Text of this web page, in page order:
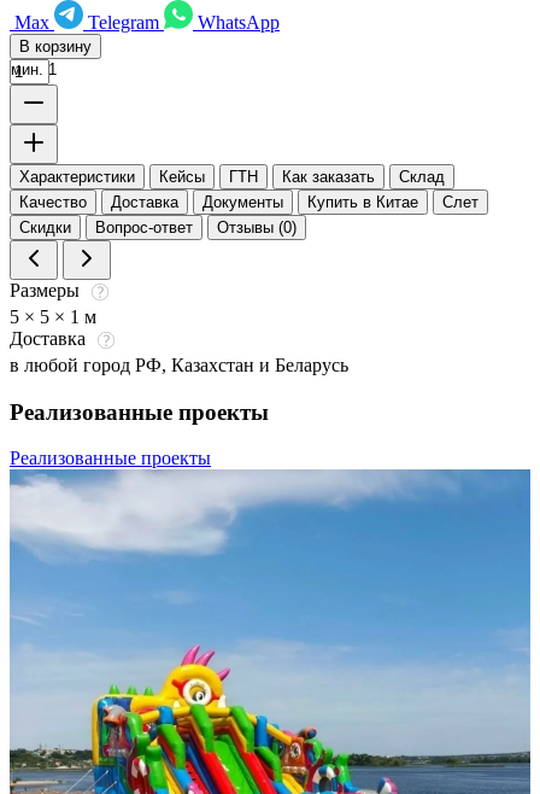
Max
Telegram WhatsApp
В корзину
мин. 1
Характеристики Кейсы ГТН Как заказать
Склад
Качество
Доставка Документы Купить в Китае
Слет
Скидки
Вопрос-ответ Отзывы (0)
Размеры
5 × 5 × 1 м
Доставка
в любой город РФ, Казахстан и Беларусь
Реализованные проекты
Реализованные проекты